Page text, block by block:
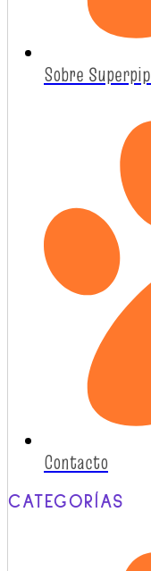
Sobre
Contacto
CATEGORÍAS